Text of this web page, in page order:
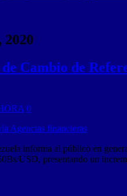
2020
Cambio de
0
informa al público en
USD, presentando un